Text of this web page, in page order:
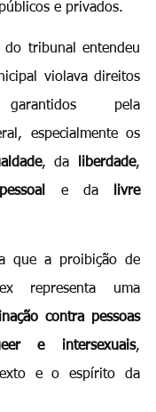
e privados.
do tribunal entendeu
violava direitos
garantidos pela
especialmente os
, da liberdade,
e da
livre
que a proibição de
representa uma
contra pessoas
e intersexuais,
e o espírito da